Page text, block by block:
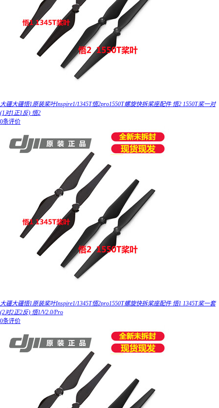
大疆大疆悟1原装桨叶Inspire1/1345T悟2pro1550T螺旋快拆桨座配件 悟2 1550T桨一对
(1对1正1反) 悟2
0条评价
大疆大疆悟1原装桨叶Inspire1/1345T悟2pro1550T螺旋快拆桨座配件 悟1 1345T桨一套
(2对2正2反) 悟1/V2.0/Pro
0条评价